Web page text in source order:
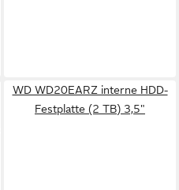
WD WD20EARZ interne HDD-
Festplatte (2 TB) 3,5"